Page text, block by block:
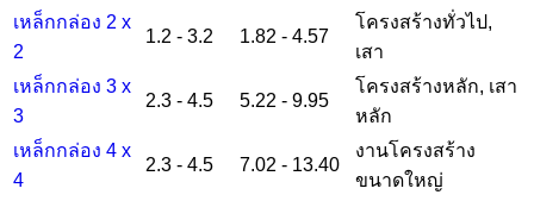
เหล็กกล่อง 2 x
2
1.2 - 3.2 1.82 - 4.57
โครงสร้างทั่วไป,
เสา
เหล็กกล่อง 3 x
3
2.3 - 4.5 5.22 - 9.95
โครงสร้างหลัก, เสา
หลัก
เหล็กกล่อง 4 x
4
2.3 - 4.5 7.02 - 13.40
งานโครงสร้าง
ขนาดใหญ่